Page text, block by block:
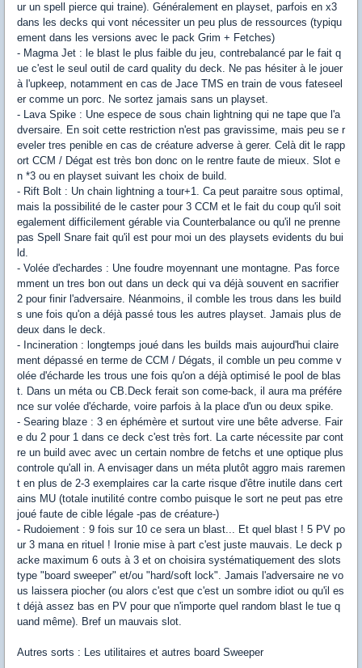
ur un spell pierce qui traine). Généralement en playset, parfois en x3
dans les decks qui vont nécessiter un peu plus de ressources (typiqu
ement dans les versions avec le pack Grim + Fetches)
- Magma Jet : le blast le plus faible du jeu, contrebalancé par le fait q
ue c'est le seul outil de card quality du deck. Ne pas hésiter à le jouer
à l'upkeep, notamment en cas de Jace TMS en train de vous fateseel
er comme un porc. Ne sortez jamais sans un playset.
- Lava Spike : Une espece de sous chain lightning qui ne tape que l'a
dversaire. En soit cette restriction n'est pas gravissime, mais peu se r
eveler tres penible en cas de créature adverse à gerer. Celà dit le rapp
ort CCM / Dégat est très bon donc on le rentre faute de mieux. Slot e
n *3 ou en playset suivant les choix de build.
- Rift Bolt : Un chain lightning a tour+1. Ca peut paraitre sous optimal,
mais la possibilité de le caster pour 3 CCM et le fait du coup qu'il soit
egalement difficilement gérable via Counterbalance ou qu'il ne prenne
pas Spell Snare fait qu'il est pour moi un des playsets evidents du bui
ld.
- Volée d'echardes : Une foudre moyennant une montagne. Pas force
mment un tres bon out dans un deck qui va déjà souvent en sacrifier
2 pour finir l'adversaire. Néanmoins, il comble les trous dans les build
s une fois qu'on a déjà passé tous les autres playset. Jamais plus de
deux dans le deck.
- Incineration : longtemps joué dans les builds mais aujourd'hui claire
ment dépassé en terme de CCM / Dégats, il comble un peu comme v
olée d'écharde les trous une fois qu'on a déjà optimisé le pool de blas
t. Dans un méta ou CB.Deck ferait son come-back, il aura ma préfére
nce sur volée d'écharde, voire parfois à la place d'un ou deux spike.
- Searing blaze : 3 en éphémère et surtout vire une bête adverse. Fair
e du 2 pour 1 dans ce deck c'est très fort. La carte nécessite par cont
re un build avec avec un certain nombre de fetchs et une optique plus
controle qu'all in. A envisager dans un méta plutôt aggro mais raremen
t en plus de 2-3 exemplaires car la carte risque d'être inutile dans cert
ains MU (totale inutilité contre combo puisque le sort ne peut pas etre
joué faute de cible légale -pas de créature-)
- Rudoiement : 9 fois sur 10 ce sera un blast... Et quel blast ! 5 PV po
ur 3 mana en rituel ! Ironie mise à part c'est juste mauvais. Le deck p
acke maximum 6 outs à 3 et on choisira systématiquement des slots
type "board sweeper" et/ou "hard/soft lock". Jamais l'adversaire ne vo
us laissera piocher (ou alors c'est que c'est un sombre idiot ou qu'il es
t déjà assez bas en PV pour que n'importe quel random blast le tue q
uand même). Bref un mauvais slot.
Autres sorts : Les utilitaires et autres board Sweeper